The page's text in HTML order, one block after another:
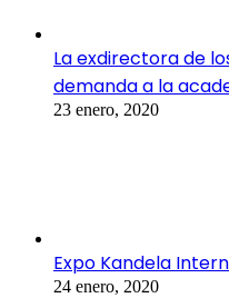
La exdirectora de
demanda a la
23 enero, 2020
Expo Kandela
24 enero, 2020